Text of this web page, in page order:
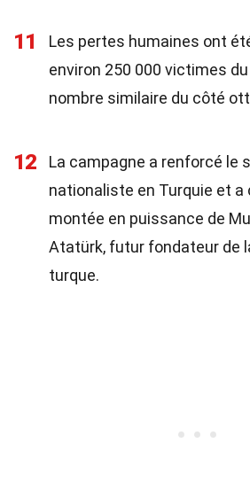
11
Les pertes humaines ont
environ 250 000 victimes
nombre similaire du côté
12
La campagne a renforcé le
nationaliste en Turquie et a
montée en puissance de
Atatürk, futur fondateur de
turque.